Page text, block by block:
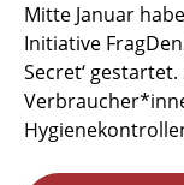
Mitte Januar
Initiative
Secret‘